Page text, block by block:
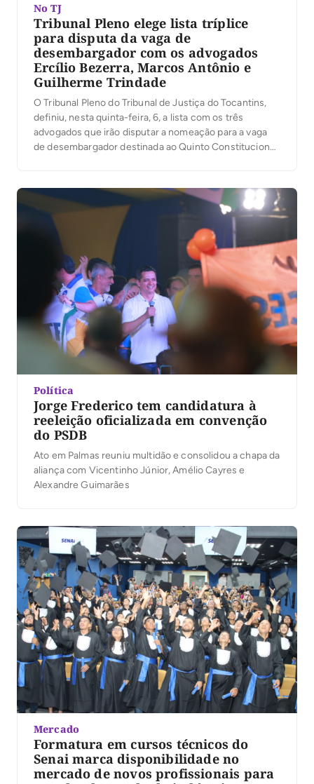
No TJ
Tribunal Pleno elege lista tríplice
para disputa da vaga de
desembargador com os advogados
Ercílio Bezerra, Marcos Antônio e
Guilherme Trindade
O Tribunal Pleno do Tribunal de Justiça do Tocantins,
definiu, nesta quinta-feira, 6, a lista com os três
advogados que irão disputar a nomeação para a vaga
de desembargador destinada ao Quinto Constitucional.
na abertura da votação, que da lista sêxtupla com […]
Política
Jorge Frederico tem candidatura à
reeleição oficializada em convenção
do PSDB
Ato em Palmas reuniu multidão e consolidou a chapa da
aliança com Vicentinho Júnior, Amélio Cayres e
Alexandre Guimarães
Mercado
Formatura em cursos técnicos do
Senai marca disponibilidade no
mercado de novos profissionais para